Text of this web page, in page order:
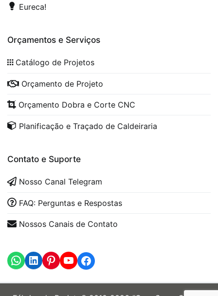
Eureca!
Orçamentos e Serviços
Catálogo de Projetos
Orçamento de Projeto
Orçamento Dobra e Corte CNC
Planificação e Traçado de Caldeiraria
Contato e Suporte
Nosso Canal Telegram
FAQ: Perguntas e Respostas
Nossos Canais de Contato
WhatsApp
LinkedInhttps://